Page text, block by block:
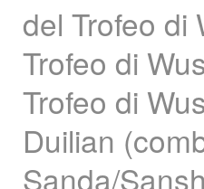
del Trofeo di
Trofeo di
Trofeo di
Duilian
Sanda/